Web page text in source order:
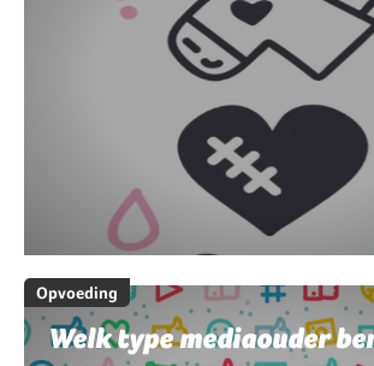
Opvoeding
Welk type mediaouder